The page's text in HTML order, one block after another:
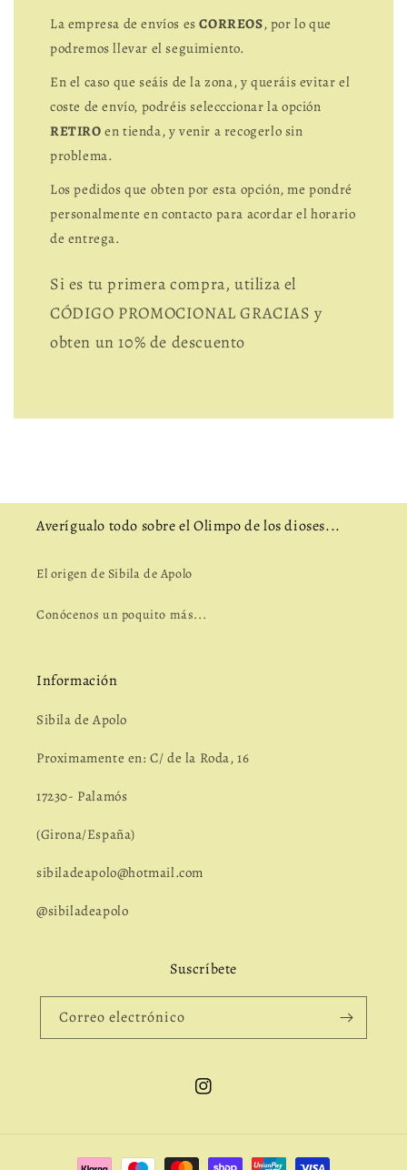
La empresa de envíos esCORREOS, por lo que
podremos llevar el seguimiento.
En el caso que seáis de la zona, y queráis evitar el
coste de envío, podréis selecccionar la opción
RETIROen tienda, y venir a recogerlo sin
problema.
Los pedidos que obten por esta opción, me pondré
personalmente en contacto para acordar el horario
de entrega.
Si es tu primera compra, utiliza el
CÓDIGO PROMOCIONAL GRACIAS y
obten un 10% de descuento
Averígualo todo sobre el Olimpo de los dioses...
El origen de Sibila de Apolo
Conócenos un poquito más...
Información
Sibila de Apolo
Proximamente en: C/ de la Roda, 16
17230- Palamós
(Girona/España)
sibiladeapolo@hotmail.com
@sibiladeapolo
Suscríbete
Correo electrónico
Instagram
Formas